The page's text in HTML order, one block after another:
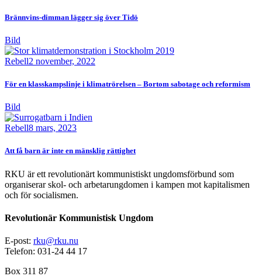
Brännvins-dimman lägger sig över Tidö
Bild
Rebell2 november, 2022
För en klasskampslinje i klimatrörelsen – Bortom sabotage och reformism
Bild
Rebell8 mars, 2023
Att få barn är inte en mänsklig rättighet
RKU är ett revolutionärt kommunistiskt ungdomsförbund som
organiserar skol- och arbetarungdomen i kampen mot kapitalismen
och för socialismen.
Revolutionär Kommunistisk Ungdom
E-post: rku@rku.nu
Telefon: 031-24 44 17
Box 311 87